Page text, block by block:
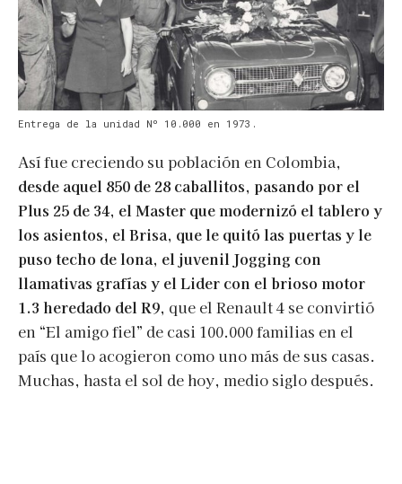
Entrega de la unidad Nº 10.000 en 1973.
Así fue creciendo su población en Colombia,
desde aquel 850 de 28 caballitos, pasando por el
Plus 25 de 34, el Master que modernizó el tablero y
los asientos, el Brisa, que le quitó las puertas y le
puso techo de lona, el juvenil Jogging con
llamativas grafías y el Lider con el brioso motor
1.3 heredado del R9, que el Renault 4 se convirtió
en “El amigo fiel” de casi 100.000 familias en el
país que lo acogieron como uno más de sus casas.
Muchas, hasta el sol de hoy, medio siglo después.